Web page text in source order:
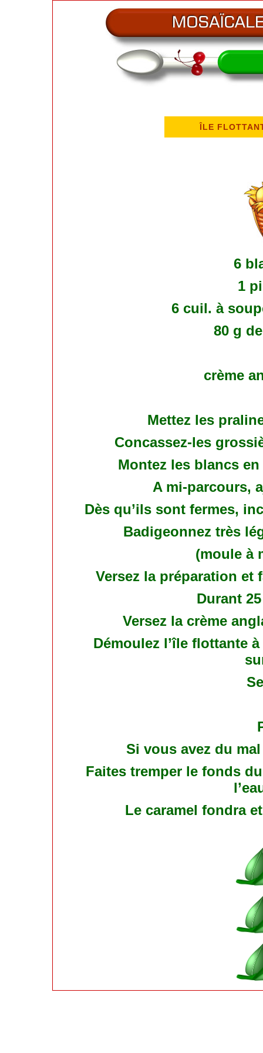
ÎLE
6
1
6 cuil. à
80 g
crème
Mettez les
Concassez-les
Montez les blancs
A mi-parcours,
Dès qu’ils sont fermes,
Badigeonnez très
(moule à
Versez la préparation et
Durant
Versez la crème
Démoulez l’île flottante
Si vous avez du
Faites tremper le fonds
Le caramel fondra